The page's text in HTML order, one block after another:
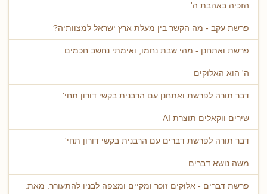
הזכיה באהבת ה'
פרשת עקב - מה הקשר בין מעלת ארץ ישראל למצוותיה?
פרשת ואתחנן - מהי שבת נחמו, ואימתי נחשב חכמים
ה' הוא האלוקים
דבר תורה לפרשת ואתחנן עם הרבנית בקשי דורון תחי'
שירים ווקאלים תוצרת AI
דבר תורה לפרשת דברים עם הרבנית בקשי דורון תחי'
משה נושא דברים
פרשת דברים - אלוקים זוכר ומקיים ומצפה לבניו להתעורר. מאת: